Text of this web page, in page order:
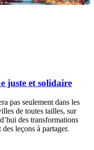
juste et solidaire
pas seulement dans les
de toutes tailles, sur
des transformations
leçons à partager.